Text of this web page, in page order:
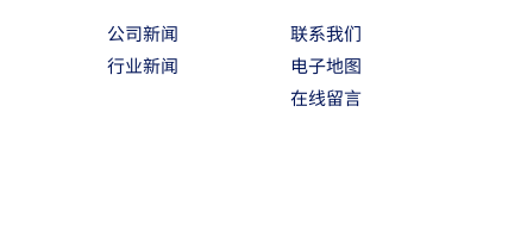
公司新闻
行业新闻
联系我们
电子地图
在线留言